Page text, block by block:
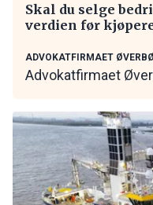
Skal du selge
verdien før
ADVOKATFIRMAET
Advokatfirmaet